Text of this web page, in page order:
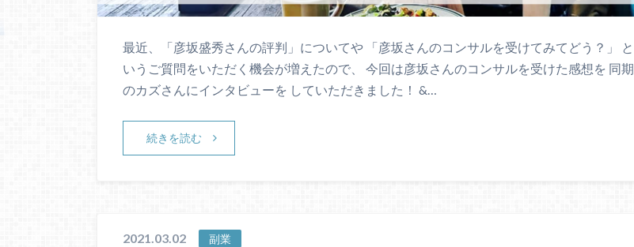
最近、「彦坂盛秀さんの評判」についてや 「彦坂さんのコンサルを受けてみてどう？」 と
いうご質問をいただく機会が増えたので、 今回は彦坂さんのコンサルを受けた感想を 同期
のカズさんにインタビューを していただきました！ &…
続きを読む
2021.03.02 副業